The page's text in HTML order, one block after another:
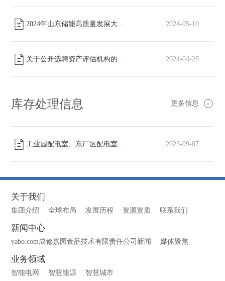
2024年山东储能高质量发展大会展位搭建招标文件 [已截止]
2024-05-10
关于公开选聘资产评估机构的公告 2024-04-25
库存处理信息 更多信息 >
工业园配电室、东厂区配电室高压柜转让 [已截止]
2023-09-07
关于我们
集团介绍 全球布局 发展历程 资源资质 联系我们
新闻中心
yabo.com成都嘉园食品技术有限责任公司新闻 媒体聚焦
业务领域
智能电网 智慧能源 智慧城市